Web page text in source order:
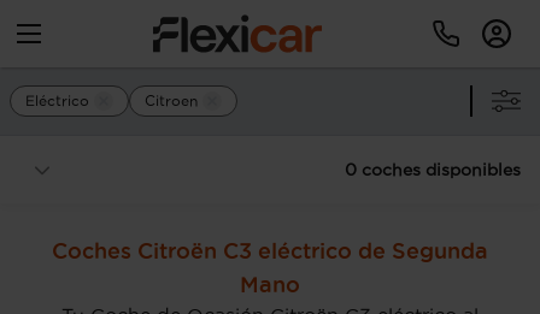
Eléctrico Citroen
0 coches disponibles
Coches Citroën C3 eléctrico de Segunda
Mano